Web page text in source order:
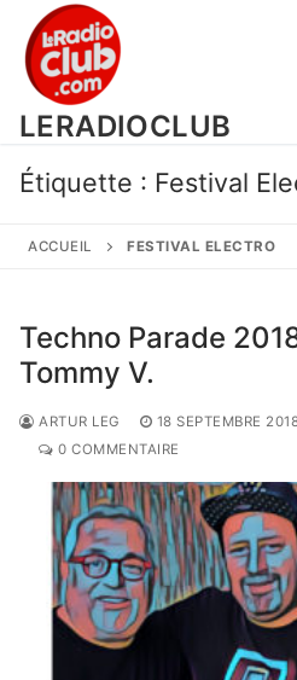
contenu
LERADIOCLUB
Rechercher :
Étiquette : Festival
ACCUEIL FESTIVAL ELECTRO
Techno Parade
Tommy V.
ARTUR LEG 18 SEPTEMBRE
0 COMMENTAIRE